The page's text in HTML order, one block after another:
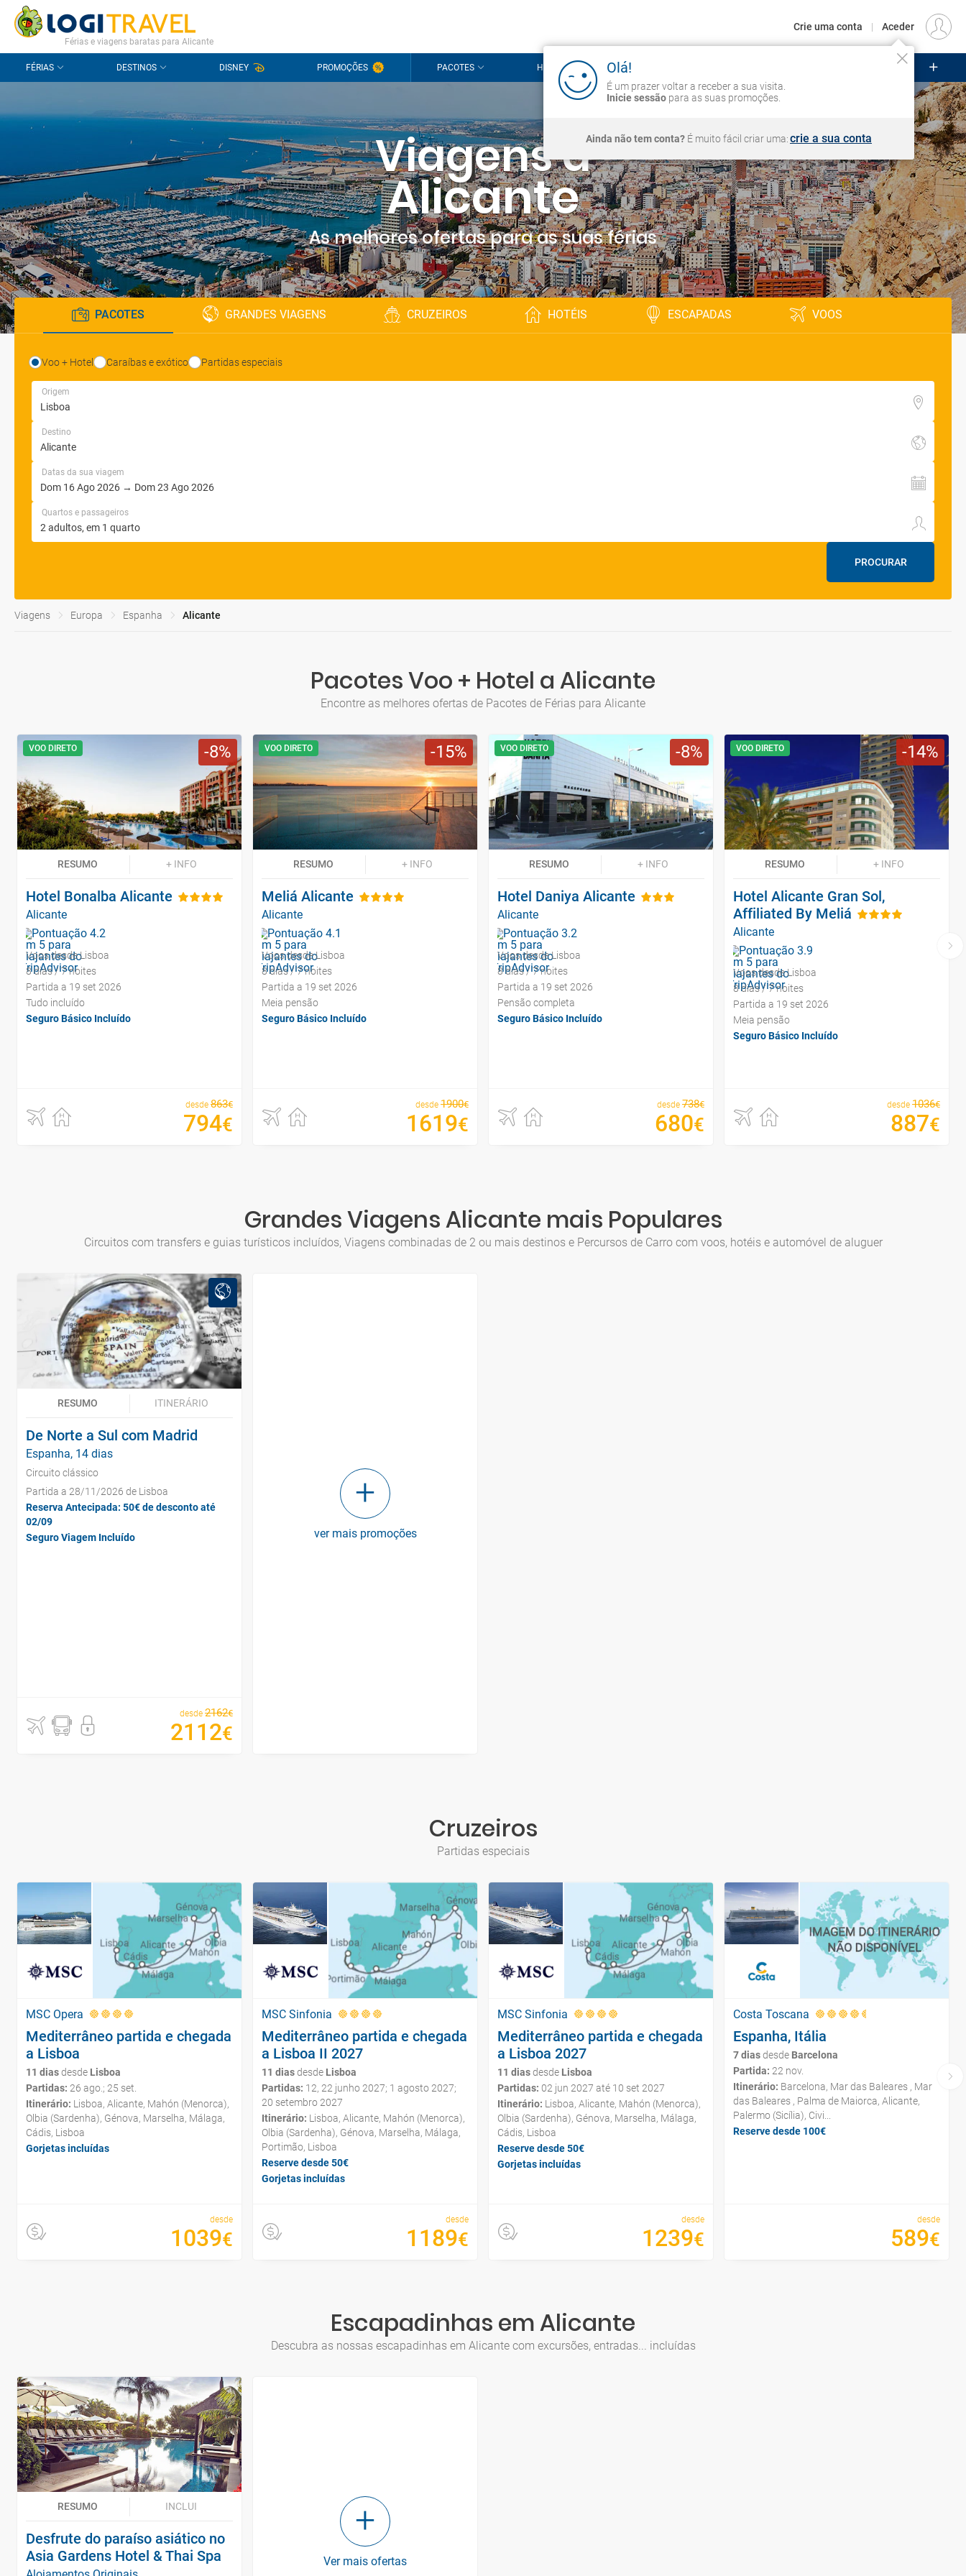
CONTACTO PERGUNTAS FREQUENTES EUR
Férias e viagens baratas para Alicante
Crie uma conta | Aceder
Olá!
É um prazer voltar a receber a sua visita.
Inicie sessão para as suas promoções.
Ainda não tem conta? É muito fácil criar uma:crie a sua conta
FÉRIAS DESTINOS DISNEY PROMOÇÕES PACOTES HOTÉIS CRUZEIROS
Viagens a
Alicante
As melhores ofertas para as suas férias
PACOTES GRANDES VIAGENS CRUZEIROS HOTÉIS ESCAPADAS VOOS
Voo + Hotel Caraíbas e exótico Partidas especiais
Origem
Destino
Datas da sua viagem
Quartos e passageiros
PROCURAR
Viagens Europa Espanha Alicante
Pacotes Voo + Hotel a Alicante
Encontre as melhores ofertas de Pacotes de Férias para Alicante
8
VOO DIRETO
RESUMO + INFO
Hotel Bonalba Alicante
Alicante
Voos desde Lisboa
8 dias / 7 noites
Partida a 19 set 2026
Tudo incluído
Seguro Básico Incluído
desde 863€
794€
15
VOO DIRETO
RESUMO + INFO
Meliá Alicante
Alicante
Voos desde Lisboa
8 dias / 7 noites
Partida a 19 set 2026
Meia pensão
Seguro Básico Incluído
desde 1900€
1619€
8
VOO DIRETO
RESUMO + INFO
Hotel Daniya Alicante
Alicante
Voos desde Lisboa
8 dias / 7 noites
Partida a 19 set 2026
Pensão completa
Seguro Básico Incluído
desde 738€
680€
14
VOO DIRETO
RESUMO + INFO
Hotel Alicante Gran Sol,
Affiliated By Meliá
Alicante
Voos desde Lisboa
8 dias / 7 noites
Partida a 19 set 2026
Meia pensão
Seguro Básico Incluído
desde 1036€
887€
Grandes Viagens Alicante mais Populares
Circuitos com transfers e guias turísticos incluídos, Viagens combinadas de 2 ou mais destinos e Percursos de Carro com voos, hotéis e automóvel de aluguer
RESUMO ITINERÁRIO
De Norte a Sul com Madrid
Espanha, 14 dias
Circuito clássico
Partida a 28/11/2026 de Lisboa
Reserva Antecipada: 50€ de desconto até
02/09
Seguro Viagem Incluído
desde 2162€
2112€
ver mais promoções
Cruzeiros
Partidas especiais
MSC Opera
Mediterrâneo partida e chegada
a Lisboa
11 diasdesde Lisboa
Partidas: 26 ago.; 25 set.
Itinerário: Lisboa, Alicante, Mahón (Menorca),
Olbia (Sardenha), Génova, Marselha, Málaga,
Cádis, Lisboa
Gorjetas incluídas
desde
1039€
MSC Sinfonia
Mediterrâneo partida e chegada
a Lisboa II 2027
11 diasdesde Lisboa
Partidas: 12, 22 junho 2027; 1 agosto 2027;
20 setembro 2027
Itinerário: Lisboa, Alicante, Mahón (Menorca),
Olbia (Sardenha), Génova, Marselha, Málaga,
Portimão, Lisboa
Reserve desde 50€
Gorjetas incluídas
desde
1189€
MSC Sinfonia
Mediterrâneo partida e chegada
a Lisboa 2027
11 diasdesde Lisboa
Partidas: 02 jun 2027 até 10 set 2027
Itinerário: Lisboa, Alicante, Mahón (Menorca),
Olbia (Sardenha), Génova, Marselha, Málaga,
Cádis, Lisboa
Reserve desde 50€
Gorjetas incluídas
desde
1239€
Costa Toscana
Espanha, Itália
7 diasdesde Barcelona
Partida: 22 nov.
Itinerário: Barcelona, Mar das Baleares , Mar
das Baleares , Palma de Maiorca, Alicante,
Palermo (Sicília), Civi...
Reserve desde 100€
desde
589€
Escapadinhas em Alicante
Descubra as nossas escapadinhas em Alicante com excursões, entradas... incluídas
RESUMO INCLUI
Desfrute do paraíso asiático no
Asia Gardens Hotel & Thai Spa
Ver mais ofertas